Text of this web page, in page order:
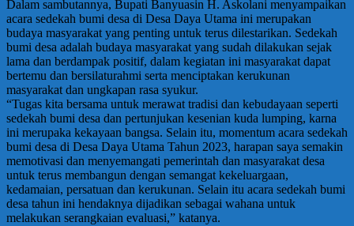
Dalam sambutannya, Bupati Banyuasin H. Askolani menyampaikan
acara sedekah bumi desa di Desa Daya Utama ini merupakan
budaya masyarakat yang penting untuk terus dilestarikan. Sedekah
bumi desa adalah budaya masyarakat yang sudah dilakukan sejak
lama dan berdampak positif, dalam kegiatan ini masyarakat dapat
bertemu dan bersilaturahmi serta menciptakan kerukunan
masyarakat dan ungkapan rasa syukur.
“Tugas kita bersama untuk merawat tradisi dan kebudayaan seperti
sedekah bumi desa dan pertunjukan kesenian kuda lumping, karna
ini merupaka kekayaan bangsa. Selain itu, momentum acara sedekah
bumi desa di Desa Daya Utama Tahun 2023, harapan saya semakin
memotivasi dan menyemangati pemerintah dan masyarakat desa
untuk terus membangun dengan semangat kekeluargaan,
kedamaian, persatuan dan kerukunan. Selain itu acara sedekah bumi
desa tahun ini hendaknya dijadikan sebagai wahana untuk
melakukan serangkaian evaluasi,” katanya.